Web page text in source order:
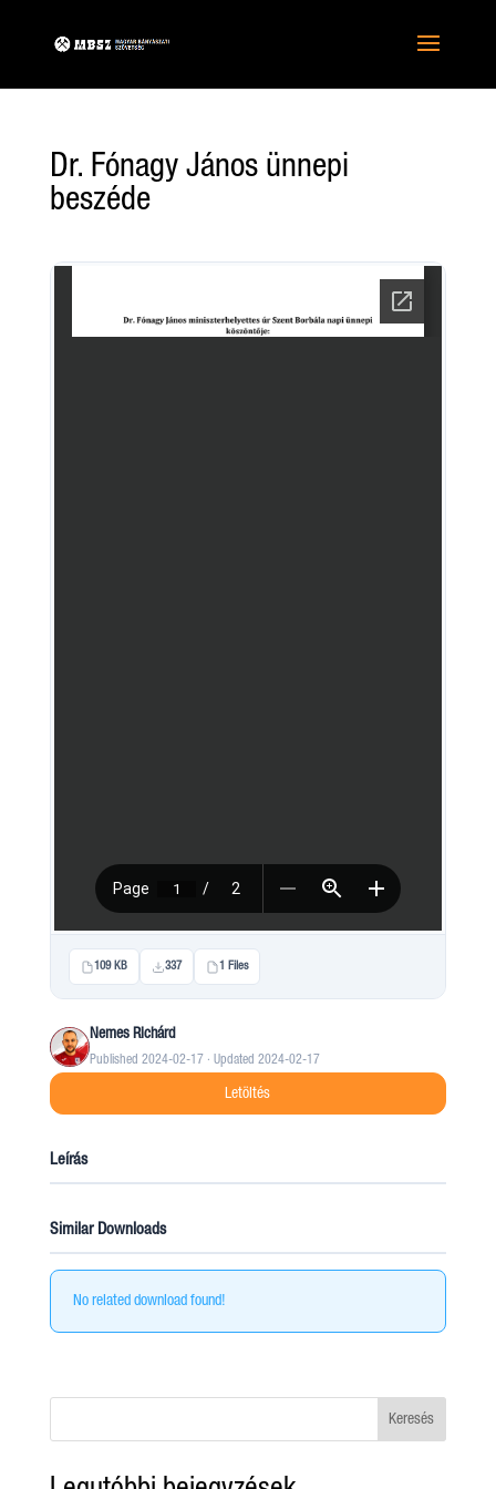
Dr. Fónagy János ünnepi
beszéde
109 KB 337 1 Files
Nemes Richárd
Published 2024-02-17 · Updated 2024-02-17
Letöltés
Leírás
Similar Downloads
No related download found!
Keresés